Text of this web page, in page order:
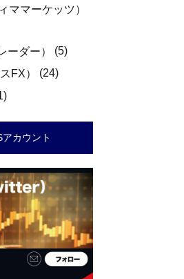
ママーケッツ）
ーダー）
(5)
FX）
(24)
カウント